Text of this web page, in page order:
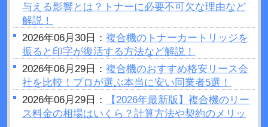
与える影響とは？トナーに必要不可欠な理由など
解説！
2026年06月30日：複合機のトナーカートリッジを
振ると印字が復活する方法など解説！
2026年06月29日：複合機のおすすめ格安リース会
社を比較！プロが選ぶ本当に安い同業者5選！
2026年06月29日：
【2026年最新版】複合機のリー
ス料金の相場はいくら？計算方法や契約のメリッ